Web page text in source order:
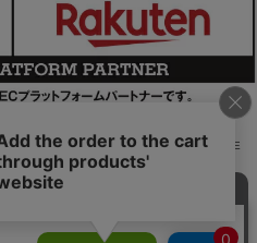
の無断での複製・転載を禁止します。
Rakuten Group, Inc. ALL RIGHTS RE